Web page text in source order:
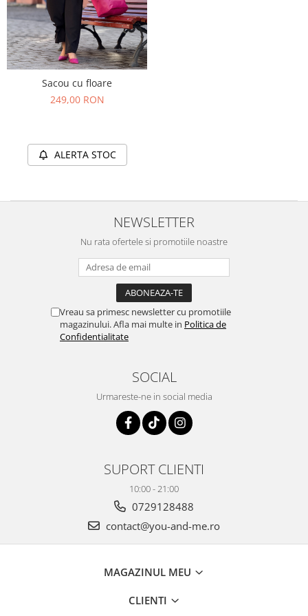
Sacou cu floare
249,00 RON
ALERTA STOC
NEWSLETTER
Nu rata ofertele si promotiile noastre
Vreau sa primesc newsletter cu promotiile
magazinului. Afla mai multe in Politica de
Confidentialitate
SOCIAL
Urmareste-ne in social media
SUPORT CLIENTI
10:00 - 21:00
0729128488
contact@you-and-me.ro
MAGAZINUL MEU
CLIENTI